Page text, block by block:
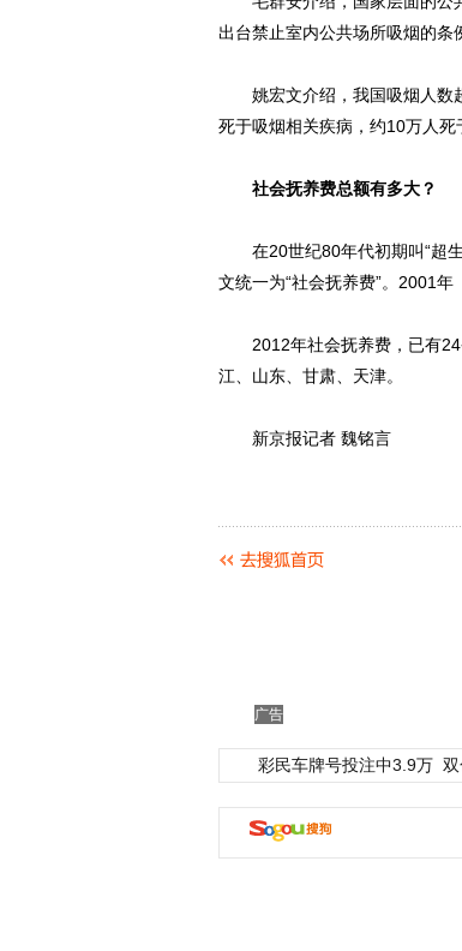
出台禁止室内公共场所吸烟的条
姚宏文介绍，我国吸烟人数超
死于吸烟相关疾病，约10万人死
社会抚养费总额有多大？
在20世纪80年代初期叫“超生
文统一为“社会抚养费”。2001年
2012年社会抚养费，已有24
江、山东、甘肃、天津。
新京报记者 魏铭言
广告
彩民车牌号投注中3.9万